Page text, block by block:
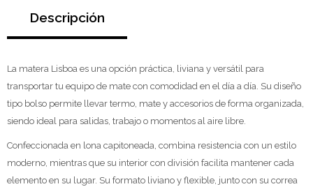
Descripción
La matera Lisboa es una opción práctica, liviana y versátil para
transportar tu equipo de mate con comodidad en el día a día. Su diseño
tipo bolso permite llevar termo, mate y accesorios de forma organizada,
siendo ideal para salidas, trabajo o momentos al aire libre.
Confeccionada en lona capitoneada, combina resistencia con un estilo
moderno, mientras que su interior con división facilita mantener cada
elemento en su lugar. Su formato liviano y flexible, junto con su correa